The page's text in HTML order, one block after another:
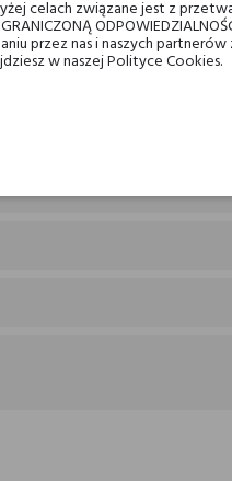
celach związane jest z
przez nas i naszych
w naszej Polityce Cookies.